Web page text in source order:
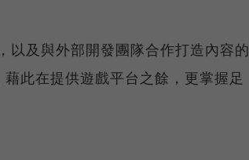
以及與外部開發團隊合作打造內容的
此在提供遊戲平台之餘，更掌握足